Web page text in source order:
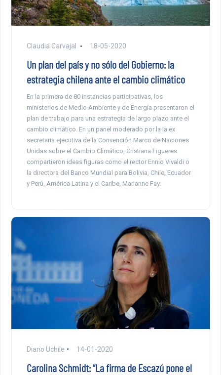
Claudia Carvajal 18-05-2020
Un plan del país y no sólo del Gobierno: la
estrategia chilena ante el cambio climático
En la primera de 80 instancias participativas, los
ministerios de Medio Ambiente y de Energía presentaron el
plan de trabajo para una estrategia de largo plazo ante el
cambio climático. En un panel moderado por la la ex
secretaria ejecutiva de la Convención Marco de Naciones
Unidas sobre el Cambio Climático, Cristiana Figueres
compartieron ideas figuras como el rector Ennio Vivaldi o
la directora del Banco Mundial para Bolivia, Chile, Ecuador
y Perú, América Latina y el Caribe, Marianne Fay.
Diario Uchile 14-01-2020
Carolina Schmidt: “La firma de Escazú pone el